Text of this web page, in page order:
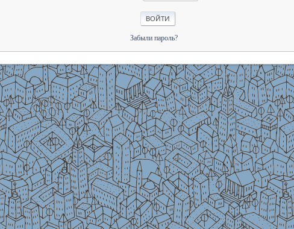
Забыли пароль?